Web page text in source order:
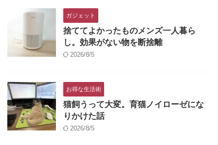
ガジェット
捨ててよかったものメンズ一人暮ら
し。効果がない物を断捨離
2026/8/5
お得な生活術
猫飼うって大変。育猫ノイローゼにな
りかけた話
2026/8/5